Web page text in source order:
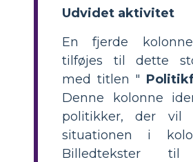
Udvidet aktivitet
En fjerde
tilføjes til dette
med titlen "
Denne kolonne
politikker, der vil
situationen i
Billedtekster til